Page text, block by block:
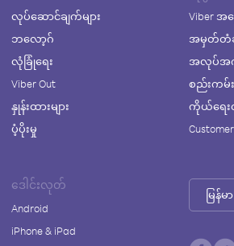
လုပ်ဆောင်ချက်များ
ဘလော့ဂ်
လုံခြုံရေး
Viber Out
နှုန်းထားများ
ပံ့ပိုးမှု
Viber အက
အမှတ်တံ
အလုပ်အကို
စည်းကမ်း
ကိုယ်ရေး
ဒေါင်းလုတ်
Android
iPhone & iPad
မြန်မာ